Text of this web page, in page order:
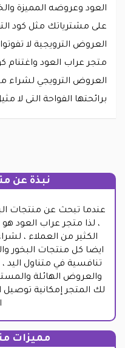
العود وعروضه المميزة
على مشترياتك مثل كود
العروض الترويجية لا
متجر عراب العود
العروض الترويجي لشراء
برائحتها الفواحة التى لا
نبذة عن
عندما تبحث عن منتجات
، لذا متجر عراب العود
الكثير من العملاء ،
ايضا كل منتجات البخور
تنافسية في متناول
والعروض الهائلة
لك المتجر إمكانية
مميزات